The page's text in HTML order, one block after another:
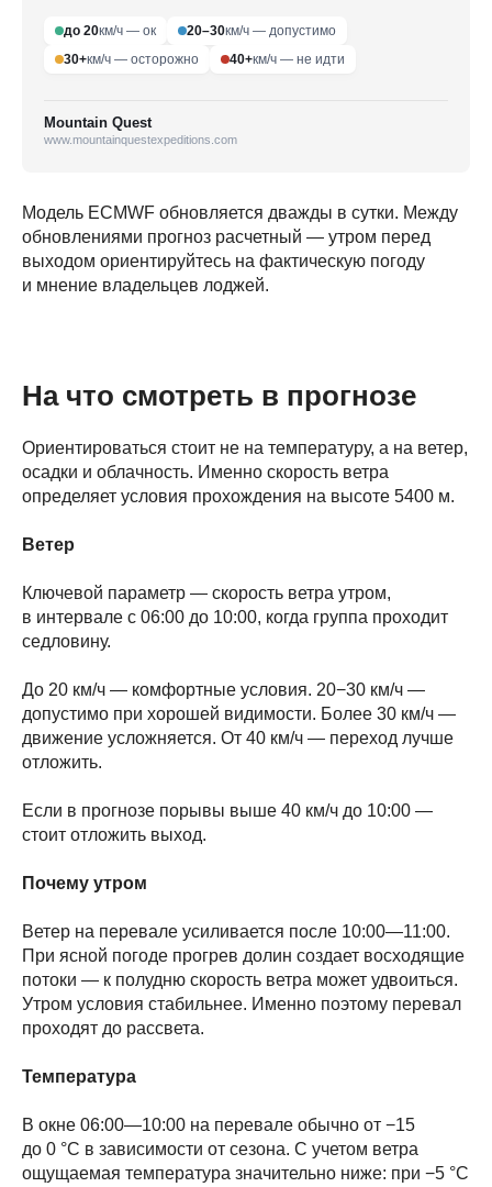
до 20км/ч — ок 20–30км/ч — допустимо
30+км/ч — осторожно 40+км/ч — не идти
Mountain Quest
www.mountainquestexpeditions.com
Модель ECMWF обновляется дважды в сутки. Между
обновлениями прогноз расчетный — утром перед
выходом ориентируйтесь на фактическую погоду
и мнение владельцев лоджей.
На что смотреть в прогнозе
Ориентироваться стоит не на температуру, а на ветер,
осадки и облачность. Именно скорость ветра
определяет условия прохождения на высоте 5400 м.
Ветер
Ключевой параметр — скорость ветра утром,
в интервале с 06:00 до 10:00, когда группа проходит
седловину.
До 20 км/ч — комфортные условия. 20−30 км/ч —
допустимо при хорошей видимости. Более 30 км/ч —
движение усложняется. От 40 км/ч — переход лучше
отложить.
Если в прогнозе порывы выше 40 км/ч до 10:00 —
стоит отложить выход.
Почему утром
Ветер на перевале усиливается после 10:00—11:00.
При ясной погоде прогрев долин создает восходящие
потоки — к полудню скорость ветра может удвоиться.
Утром условия стабильнее. Именно поэтому перевал
проходят до рассвета.
Температура
В окне 06:00—10:00 на перевале обычно от −15
до 0 °C в зависимости от сезона. С учетом ветра
ощущаемая температура значительно ниже: при −5 °C